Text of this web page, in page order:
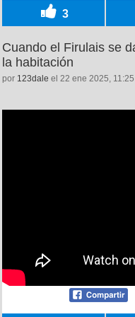
3
Cuando el Firulais se
la habitación
por 123dale el 22 ene 2025, 11:25